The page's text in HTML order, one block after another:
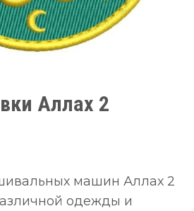
Аллах 2
машин Аллах 2
одежды и